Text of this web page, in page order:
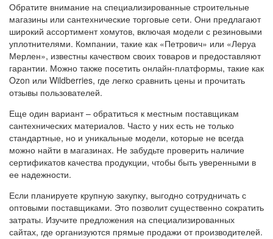
Обратите внимание на специализированные строительные
магазины или сантехнические торговые сети. Они предлагают
широкий ассортимент хомутов, включая модели с резиновыми
уплотнителями. Компании, такие как «Петрович» или «Леруа
Мерлен», известны качеством своих товаров и предоставляют
гарантии. Можно также посетить онлайн-платформы, такие как
Ozon или Wildberries, где легко сравнить цены и прочитать
отзывы пользователей.
Еще один вариант – обратиться к местным поставщикам
сантехнических материалов. Часто у них есть не только
стандартные, но и уникальные модели, которые не всегда
можно найти в магазинах. Не забудьте проверить наличие
сертификатов качества продукции, чтобы быть уверенными в
ее надежности.
Если планируете крупную закупку, выгодно сотрудничать с
оптовыми поставщиками. Это позволит существенно сократить
затраты. Изучите предложения на специализированных
сайтах, где организуются прямые продажи от производителей.